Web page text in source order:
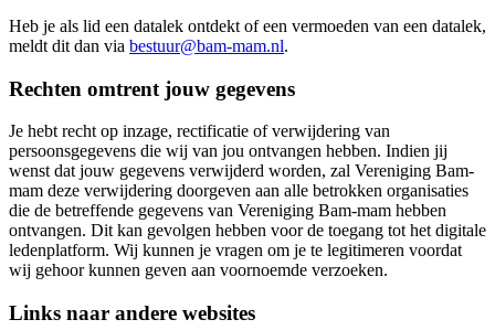
Heb je als lid een datalek ontdekt of een vermoeden van een datalek,
meldt dit dan via bestuur@bam-mam.nl.
Rechten omtrent jouw gegevens
Je hebt recht op inzage, rectificatie of verwijdering van
persoonsgegevens die wij van jou ontvangen hebben. Indien jij
wenst dat jouw gegevens verwijderd worden, zal Vereniging Bam-
mam deze verwijdering doorgeven aan alle betrokken organisaties
die de betreffende gegevens van Vereniging Bam-mam hebben
ontvangen. Dit kan gevolgen hebben voor de toegang tot het digitale
ledenplatform. Wij kunnen je vragen om je te legitimeren voordat
wij gehoor kunnen geven aan voornoemde verzoeken.
Links naar andere websites